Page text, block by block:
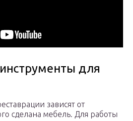
для
зависят от
сделана мебель. Для работы